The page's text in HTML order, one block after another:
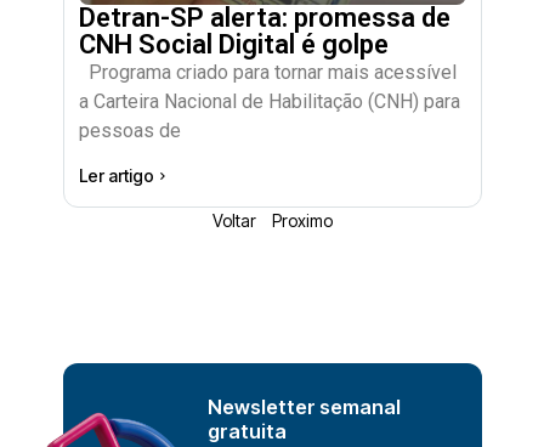
Detran-SP alerta: promessa de
CNH Social Digital é golpe
Programa criado para tornar mais acessível
a Carteira Nacional de Habilitação (CNH) para
pessoas de
Ler artigo
Voltar Proximo
Newsletter semanal
gratuita